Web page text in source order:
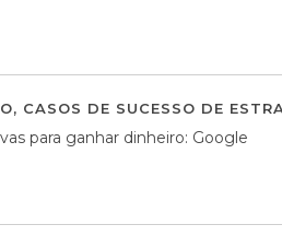
, CASOS DE SUCESSO DE
para ganhar dinheiro: Google